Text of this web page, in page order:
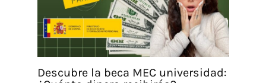
Descubre la beca MEC universidad: